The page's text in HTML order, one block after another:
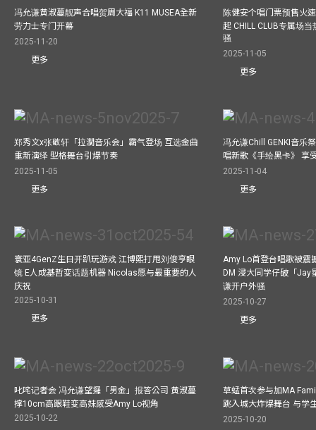
冯允谦黄淑蔓靓声合唱贺周大福 K11 MUSEA全新
劳力士专门开幕
2025-11-20
更多
陈健安个唱门票预售火
起 CHILL CLUB专属场
骚
2025-11-05
更多
郑秀文x张敬轩「拉濶音乐会」霸气登场 互选金曲
重新演绎 型格舞台引爆节奏
2025-11-05
更多
冯允谦Chill GENKI音乐
唱新歌《手绘黑卡》 享
2025-11-04
更多
寰亚4GenZ生日开趴玩游戏 江博熙打甩刘俊亨眼
镜 E人成基哲变话题机器 Nicolas愿与最重要的人
庆祝
2025-10-31
更多
Amy Lo首登台唱歌被震
DM 浸大同学仔破「Jay
谦开户外骚
2025-10-27
更多
叱咤记者会 冯允谦望攞「男金」报答公司 黄淑蔓
撑10cm高跟鞋变高妹感受Amy Lo视角
2025-10-22
草蜢首次参与加MA
跳入城大炸爆舞台 与学
2025-10-20